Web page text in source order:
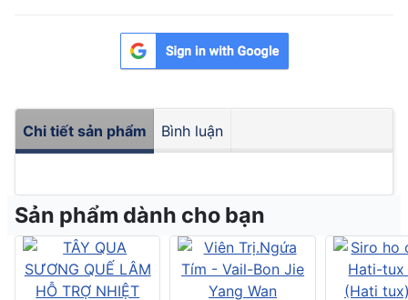
Chi tiết sản phẩm Bình luận
Sản phẩm dành cho bạn